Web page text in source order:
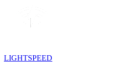
LIGHTSPEED